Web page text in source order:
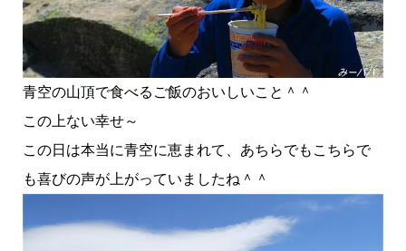
青空の山頂で食べるご飯のおいしいこと＾＾
この上ない幸せ～
この日は本当に青空に恵まれて、あちらでもこちらで
も喜びの声が上がっていましたね＾＾